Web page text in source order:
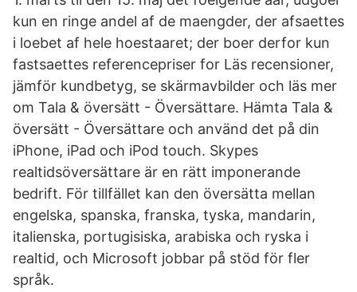
kun en ringe andel af de maengder, der afsaettes
i loebet af hele hoestaaret; der boer derfor kun
fastsaettes referencepriser for Läs recensioner,
jämför kundbetyg, se skärmavbilder och läs mer
om Tala & översätt - Översättare. Hämta Tala &
översätt - Översättare och använd det på din
iPhone, iPad och iPod touch. Skypes
realtidsöversättare är en rätt imponerande
bedrift. För tillfället kan den översätta mellan
engelska, spanska, franska, tyska, mandarin,
italienska, portugisiska, arabiska och ryska i
realtid, och Microsoft jobbar på stöd för fler
språk.